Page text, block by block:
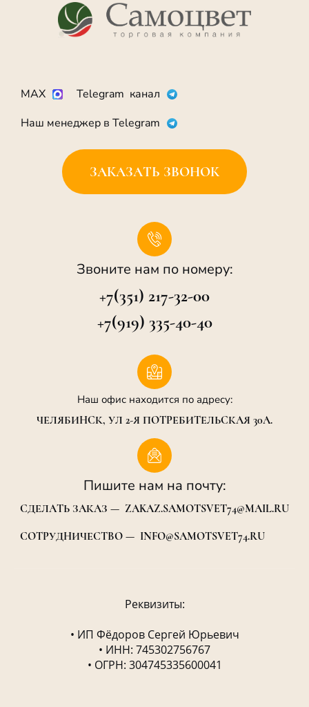
MAX
Telegram канал
Наш менеджер в Telegram
ЗАКАЗАТЬ ЗВОНОК
+7(351) 217-32-00
+7(919) 335-40-40
Звоните нам по номеру:
ЧЕЛЯБИНСК, УЛ 2-Я ПОТРЕБИТЕЛЬСКАЯ 30А.
Наш офис находится по адресу:
СДЕЛАТЬ ЗАКАЗ — ZAKAZ.SAMOTSVET74@MAIL.RU
СОТРУДНИЧЕСТВО — INFO@SAMOTSVET74.RU
Пишите нам на почту:
Реквизиты:
• ИП Фёдоров Сергей Юрьевич
• ИНН: 745302756767
• ОГРН: 304745335600041